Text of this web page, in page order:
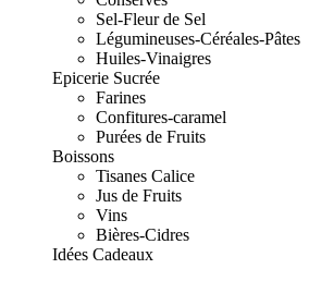
Sel-Fleur de Sel
Légumineuses-Céréales-Pâtes
Huiles-Vinaigres
Epicerie Sucrée
Farines
Confitures-caramel
Purées de Fruits
Boissons
Tisanes Calice
Jus de Fruits
Vins
Bières-Cidres
Idées Cadeaux